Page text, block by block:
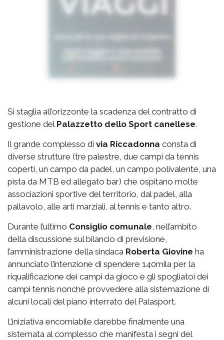
Si staglia all’orizzonte la scadenza del contratto di
gestione del Palazzetto dello Sport canellese.
Il grande complesso di via Riccadonna consta di
diverse strutture (tre palestre, due campi da tennis
coperti, un campo da padel, un campo polivalente, una
pista da MTB ed allegato bar) che ospitano molte
associazioni sportive del territorio, dal padel, alla
pallavolo, alle arti marziali, al tennis e tanto altro.
Durante l’ultimo Consiglio comunale, nell’ambito
della discussione sul bilancio di previsione,
l’amministrazione della sindaca Roberta Giovine ha
annunciato l’intenzione di spendere 140mila per la
riqualificazione dei campi da gioco e gli spogliatoi dei
campi tennis nonché provvedere alla sistemazione di
alcuni locali del piano interrato del Palasport.
L’iniziativa encomiabile darebbe finalmente una
sistemata al complesso che manifesta i segni del